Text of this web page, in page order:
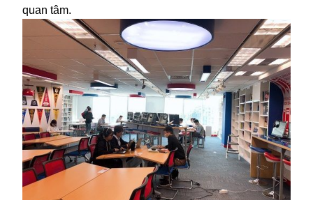
quan tâm.